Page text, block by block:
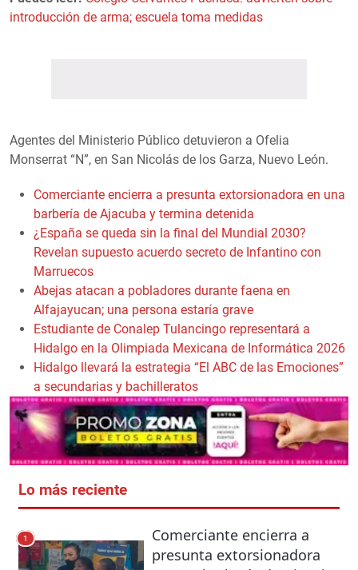
introducción de arma; escuela toma medidas
Agentes del Ministerio Público detuvieron a Ofelia
Monserrat “N”, en San Nicolás de los Garza, Nuevo León.
Comerciante encierra a presunta extorsionadora en una
barbería de Ajacuba y termina detenida
¿España se queda sin la final del Mundial 2030?
Revelan supuesto acuerdo secreto de Infantino con
Marruecos
Abejas atacan a pobladores durante faena en
Alfajayucan; una persona estaría grave
Estudiante de Conalep Tulancingo representará a
Hidalgo en la Olimpiada Mexicana de Informática 2026
Hidalgo llevará la estrategia “El ABC de las Emociones”
a secundarias y bachilleratos
Lo más reciente
1
Comerciante encierra a
presunta extorsionadora